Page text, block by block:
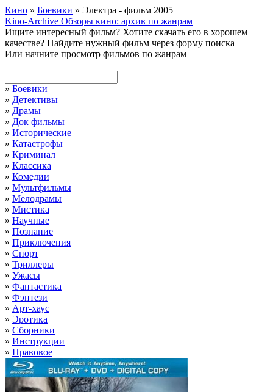
Кино » Боевики » Электра - фильм 2005
Kino-Archive Обзоры кино: архив по жанрам
Ищите интересный фильм? Хотите скачать его в хорошем
качестве? Найдите нужный фильм через форму поиска
Или начните просмотр фильмов по жанрам
» Боевики
» Детективы
» Драмы
» Док фильмы
» Исторические
» Катастрофы
» Криминал
» Классика
» Комедии
» Мультфильмы
» Мелодрамы
» Мистика
» Научные
» Познание
» Приключения
» Спорт
» Триллеры
» Ужасы
» Фантастика
» Фэнтези
» Арт-хаус
» Эротика
» Сборники
» Инструкции
» Правовое